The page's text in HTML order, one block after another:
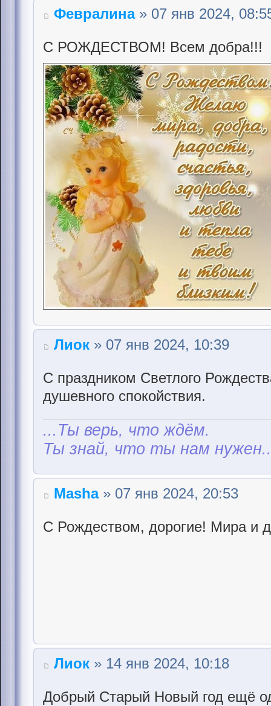
Февралина» 07 янв 2024,
С РОЖДЕСТВОМ! Всем добра!!!
Лиок » 07 янв 2024, 10:39
С праздником Светлого
душевного спокойствия.
...Ты верь, что ждём.
Ты знай, что ты нам
Masha» 07 янв 2024, 20:53
С Рождеством, дорогие! Мира и
Лиок » 14 янв 2024, 10:18
Добрый Старый Новый год ещё